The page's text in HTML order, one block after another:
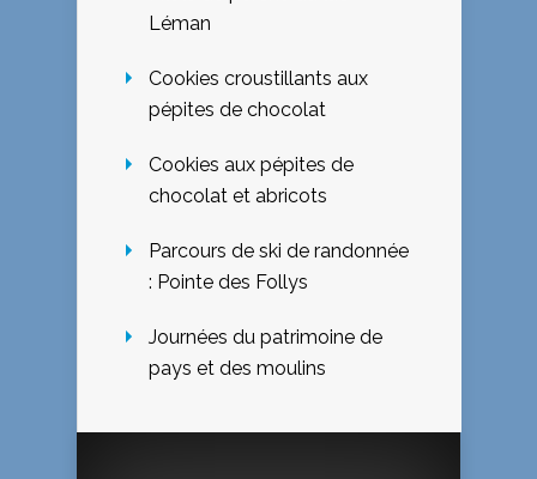
Léman
Cookies croustillants aux
pépites de chocolat
Cookies aux pépites de
chocolat et abricots
Parcours de ski de randonnée
: Pointe des Follys
Journées du patrimoine de
pays et des moulins